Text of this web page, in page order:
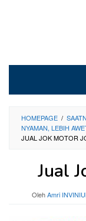
HOMEPAGE /
NYAMAN, LEBIH
JUAL JOK MOTOR
Jual
OlehAmri